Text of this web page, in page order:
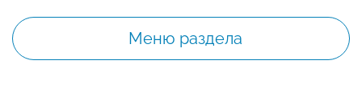
Меню раздела